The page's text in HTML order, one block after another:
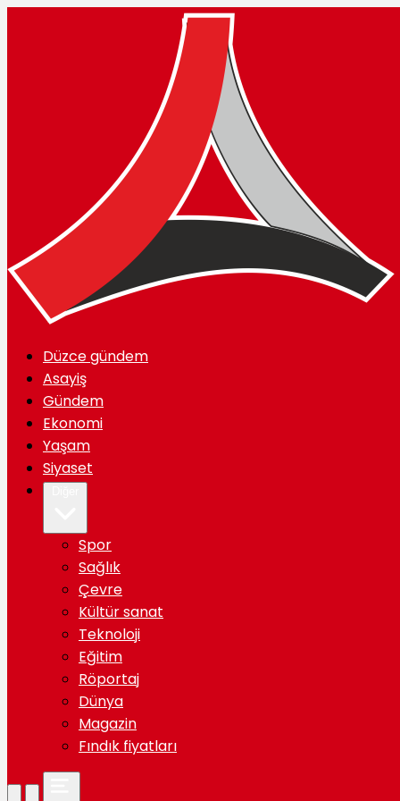
Düzce gündem
Asayiş
Gündem
Ekonomi
Yaşam
Siyaset
Spor
Sağlık
Çevre
Kültür sanat
Teknoloji
Eğitim
Röportaj
Dünya
Magazin
Fındık fiyatları